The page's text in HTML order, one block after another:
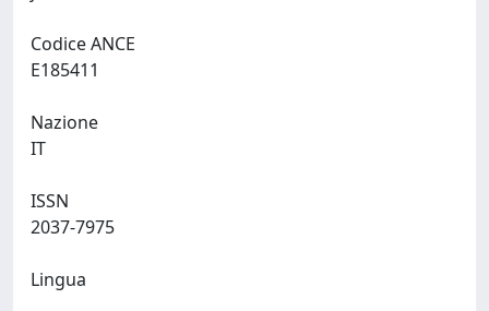
Codice ANCE
Nazione
ISSN
Lingua